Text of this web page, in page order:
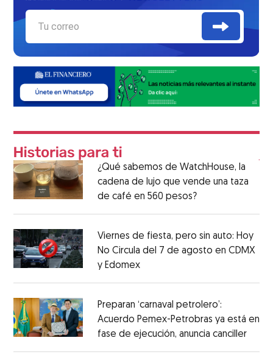
¿Qué sabemos de WatchHouse, la
cadena de lujo que vende una taza
de café en 560 pesos?
Viernes de fiesta, pero sin auto: Hoy
No Circula del 7 de agosto en CDMX
y Edomex
Preparan ‘carnaval petrolero’:
Acuerdo Pemex-Petrobras ya está en
fase de ejecución, anuncia canciller